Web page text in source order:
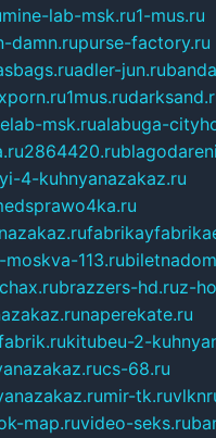
mine-lab-msk.ru1-mus.ru
damn.rupurse-factory.ru
adler-jun.ru
1mus.ru
msk.rualabuga-
2864420.ru
4-kuhnyanazakaz.ru
113.ru
brazzers-hd.ruz-
naperekate.ru
kitubeu-2-
cs-68.ru
mir-tk.ru
map.ruvideo-seks.ru